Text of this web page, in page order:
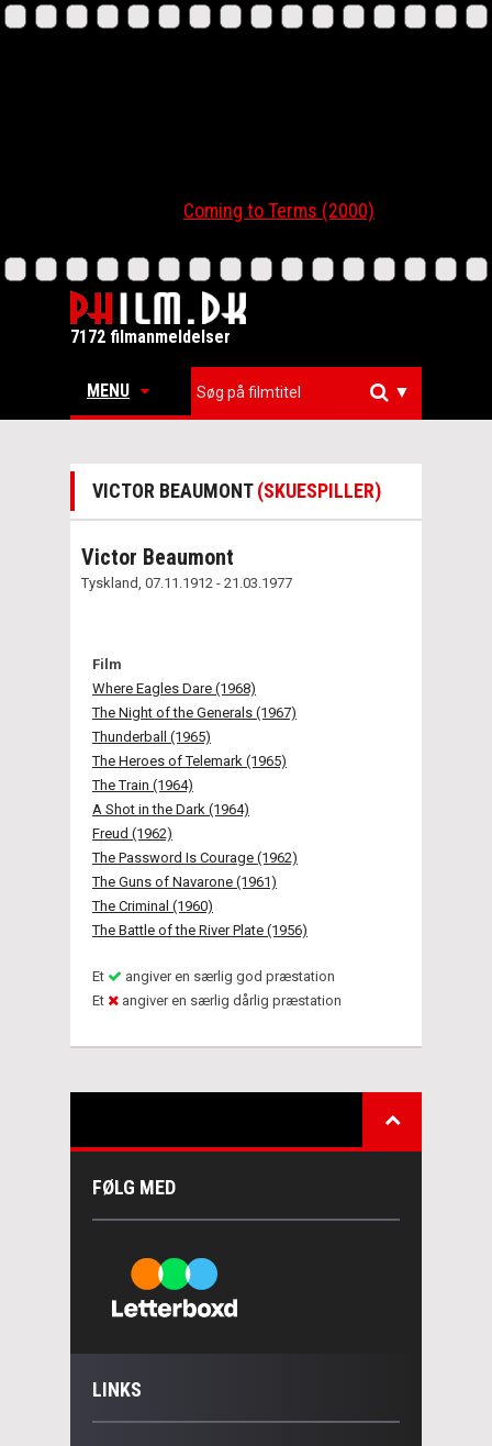
Coming to Terms (2000)
7172 filmanmeldelser
MENU ▼
VICTOR BEAUMONT(SKUESPILLER)
Victor Beaumont
Tyskland, 07.11.1912 - 21.03.1977
Film
Where Eagles Dare (1968)
The Night of the Generals (1967)
Thunderball (1965)
The Heroes of Telemark (1965)
The Train (1964)
A Shot in the Dark (1964)
Freud (1962)
The Password Is Courage (1962)
The Guns of Navarone (1961)
The Criminal (1960)
The Battle of the River Plate (1956)
Et
angiver en særlig god præstation
Et
angiver en særlig dårlig præstation
FØLG MED
LINKS